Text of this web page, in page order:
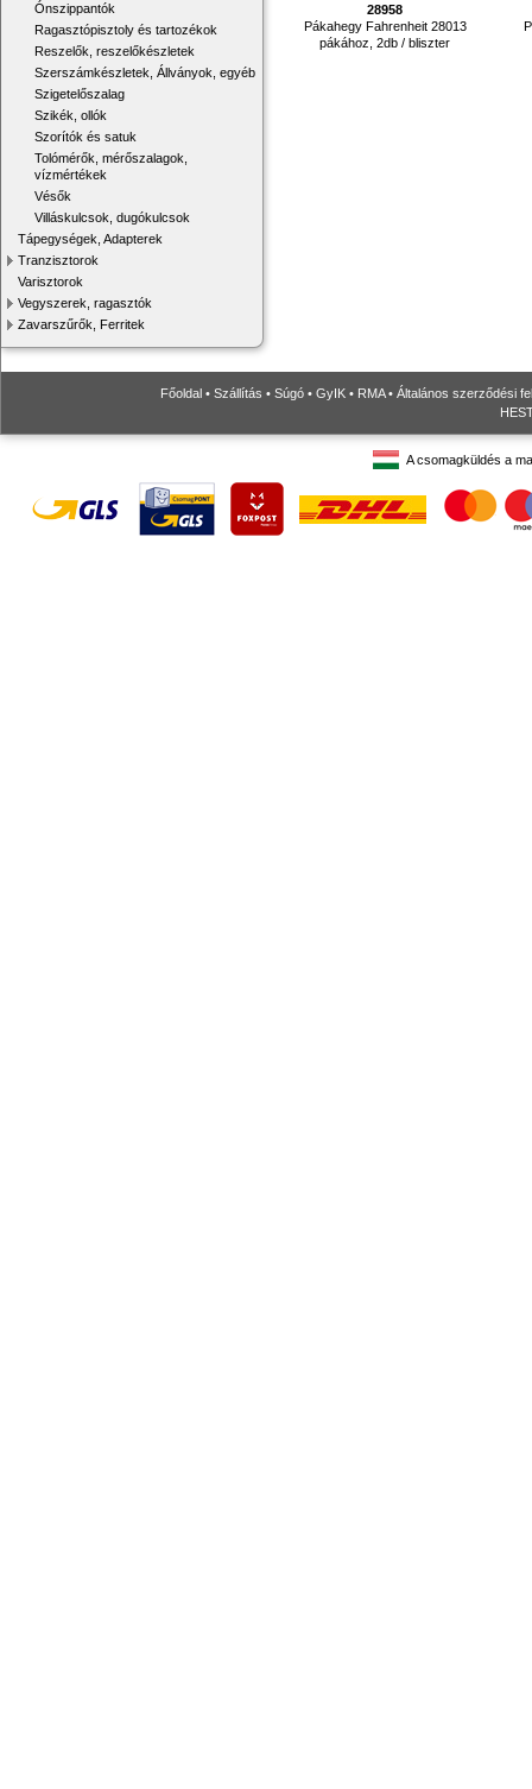
Ónszippantók
Ragasztópisztoly és tartozékok
Reszelők, reszelőkészletek
Szerszámkészletek, Állványok, egyéb
Szigetelőszalag
Szikék, ollók
Szorítók és satuk
Tolómérők, mérőszalagok,
vízmértékek
Vésők
Villáskulcsok, dugókulcsok
Tápegységek, Adapterek
Tranzisztorok
Varisztorok
Vegyszerek, ragasztók
Zavarszűrők, Ferritek
28958
Pákahegy Fahrenheit 28013
pákához, 2db / bliszter
Főoldal • Szállítás • Súgó • GyIK • RMA• Általános szerződési
A csomagküldés a